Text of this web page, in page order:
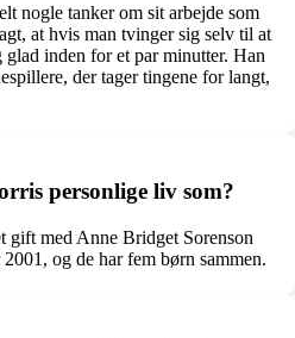
nogle tanker om sit arbejde som
at hvis man tvinger sig selv til at
inden for et par minutter. Han
der tager tingene for langt,
personlige liv som?
gift med Anne Bridget Sorenson
og de har fem børn sammen.